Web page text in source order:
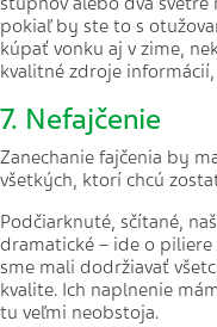
pokiaľ by ste to s
kúpať vonku aj v zime,
kvalitné zdroje
7. Nefajčenie
Zanechanie fajčenia by
všetkých, ktorí chcú
Podčiarknuté, sčítané,
dramatické – ide o
sme mali dodržiavať
kvalite. Ich naplnenie
tu veľmi neobstoja.